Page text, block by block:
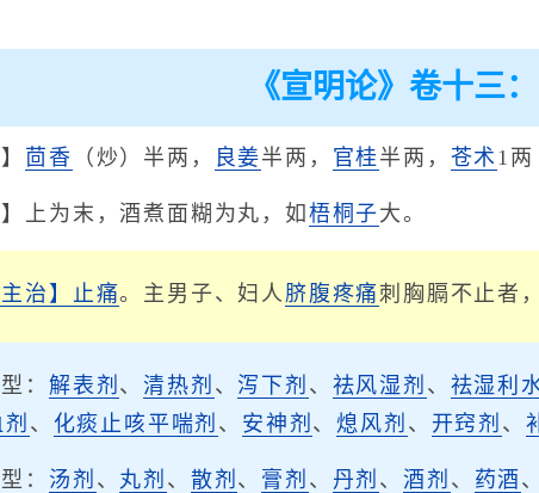
《宣明论》卷十三
茴香 （炒）半两， 良姜半两， 官桂 半两， 苍术 1两
】上为末，酒煮面糊为丸，如 梧桐子大。
治】 止痛。主男子、妇人 脐腹疼痛刺胸膈不止者
： 解表剂 、清热剂 、 泻下剂 、 祛风湿剂 、 祛湿利
、 化痰止咳平喘剂 、 安神剂 、熄风剂 、 开窍剂 、
： 汤剂 、 丸剂 、 散剂 、 膏剂 、 丹剂 、酒剂 、 药酒 、